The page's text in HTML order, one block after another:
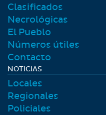
Clasificados
Necrológicas
El Pueblo
Números útiles
Contacto
NOTICIAS
Locales
Regionales
Policiales